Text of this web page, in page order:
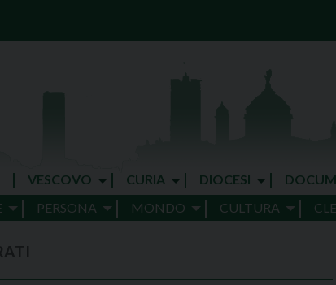
VESCOVO CURIA DIOCESI
PERSONA MONDO CULTURA